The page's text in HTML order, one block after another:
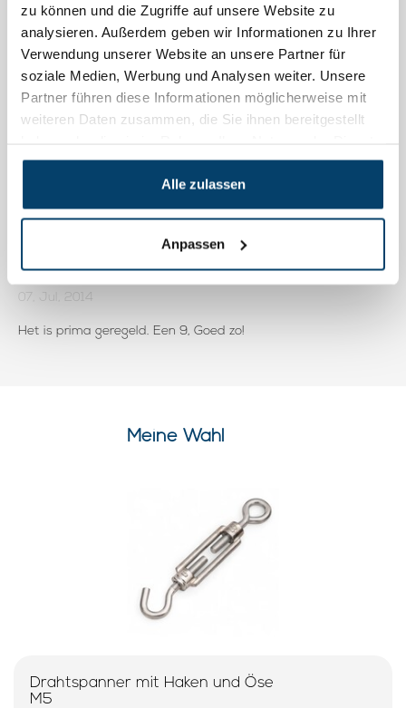
zu können und die Zugriffe auf unsere Website zu
analysieren. Außerdem geben wir Informationen zu Ihrer
Verwendung unserer Website an unsere Partner für
soziale Medien, Werbung und Analysen weiter. Unsere
Partner führen diese Informationen möglicherweise mit
weiteren Daten zusammen, die Sie ihnen bereitgestellt
gesammelt haben.
Alle zulassen
Anpassen
simpel om snel te gebruiken.
Giel T.
12, Oct, 2015
Prima, Goede service.
Prima, Light werkt goed.
07, Jul, 2014
Het is prima geregeld. Een 9, Goed zo!
Meine Wahl
Drahtspanner mit Haken und Öse
M5